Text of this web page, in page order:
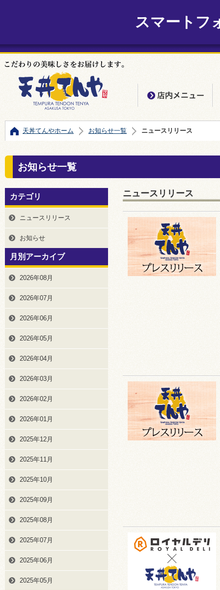
スマートフ
天丼てんやホーム お知らせ一覧 ニュースリリース
お知らせ一覧
ニュースリリース
カテゴリ
ニュースリリース
お知らせ
月別アーカイブ
2026年08月
2026年07月
2026年06月
2026年05月
2026年04月
2026年03月
2026年02月
2026年01月
2025年12月
2025年11月
2025年10月
2025年09月
2025年08月
2025年07月
2025年06月
2025年05月